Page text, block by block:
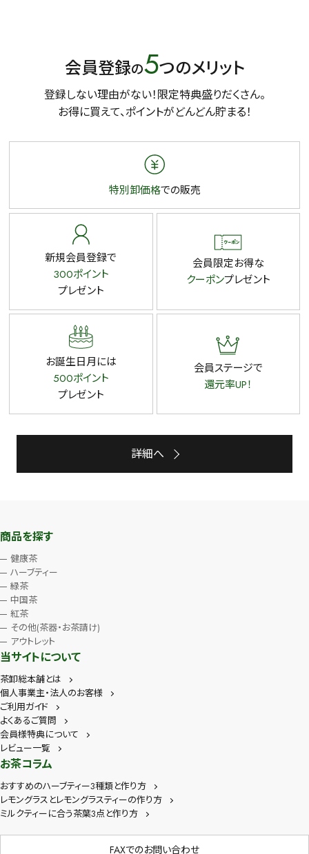
会員登録の5つのメリット
登録しない理由がない！限定特典盛りだくさん。
お得に買えて、ポイントがどんどん貯まる！
特別卸価格での販売
新規会員登録で
300ポイント
プレゼント
会員限定お得な
クーポンプレゼント
お誕生日月には
500ポイント
プレゼント
会員ステージで
還元率UP！
詳細へ
商品を探す
健康茶
ハーブティー
緑茶
中国茶
紅茶
その他(茶器・お茶請け)
アウトレット
当サイトについて
茶卸総本舗とは
個人事業主・法人のお客様
ご利用ガイド
よくあるご質問
会員様特典について
レビュー一覧
お茶コラム
おすすめのハーブティー3種類と作り方
レモングラスとレモングラスティーの作り方
ミルクティーに合う茶葉3点と作り方
FAXでのお問い合わせ